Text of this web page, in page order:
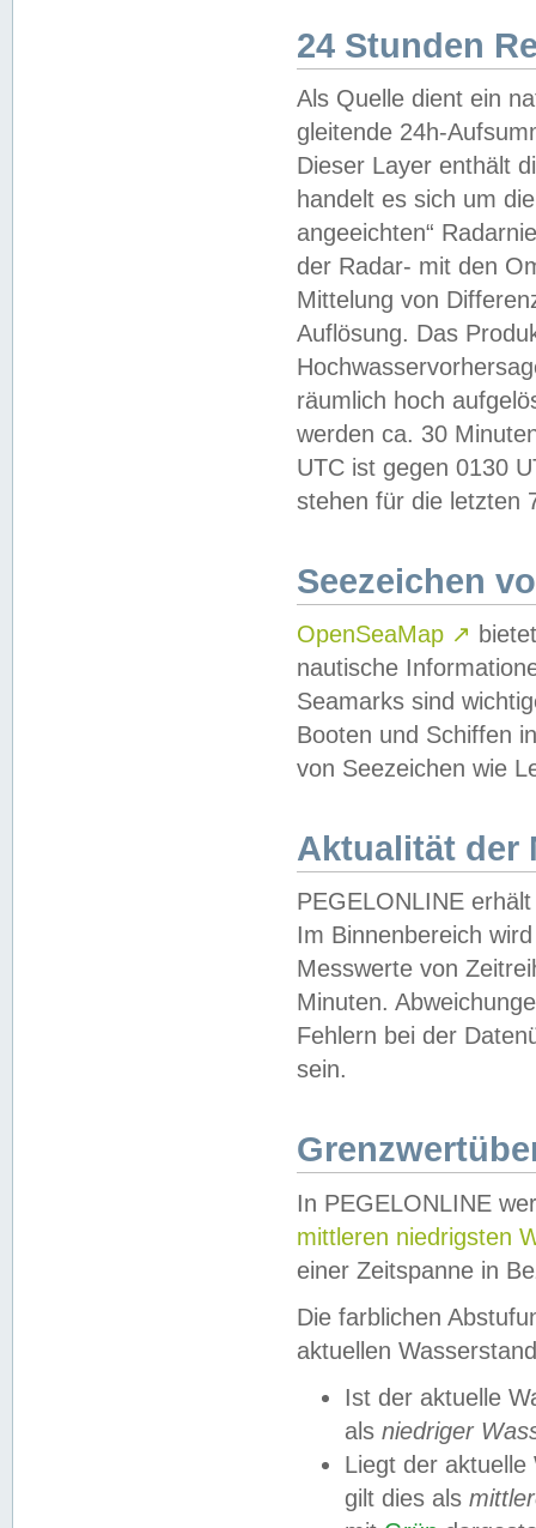
24 Stunden
Als Quelle dient ein
gleitende 24h-
Dieser Layer enthält
handelt es sich um
angeeichten“
der Radar- mit den
Mittelung von
Auflösung. Das
räumlich hoch
werden ca. 30
UTC ist gegen 0130
stehen für die letzten
Seezeichen
OpenSeaMap ↗
nautische
Seamarks sind
Booten und Schiffen
von Seezeichen wie
Aktualität der
PEGELONLINE
Im Binnenbereich
Messwerte von
Minuten.
Fehlern bei der
sein.
In PEGELONLINE
mittleren niedrigsten
einer Zeitspanne in
Die farblichen
aktuellen
Ist der aktuelle
als niedriger
Liegt der
gilt dies als